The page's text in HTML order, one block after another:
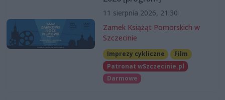
11 sierpnia 2026, 21:30
Zamek Książąt Pomorskich w
Szczecinie
Imprezy cykliczne
Film
Patronat wSzczecinie.pl
Darmowe